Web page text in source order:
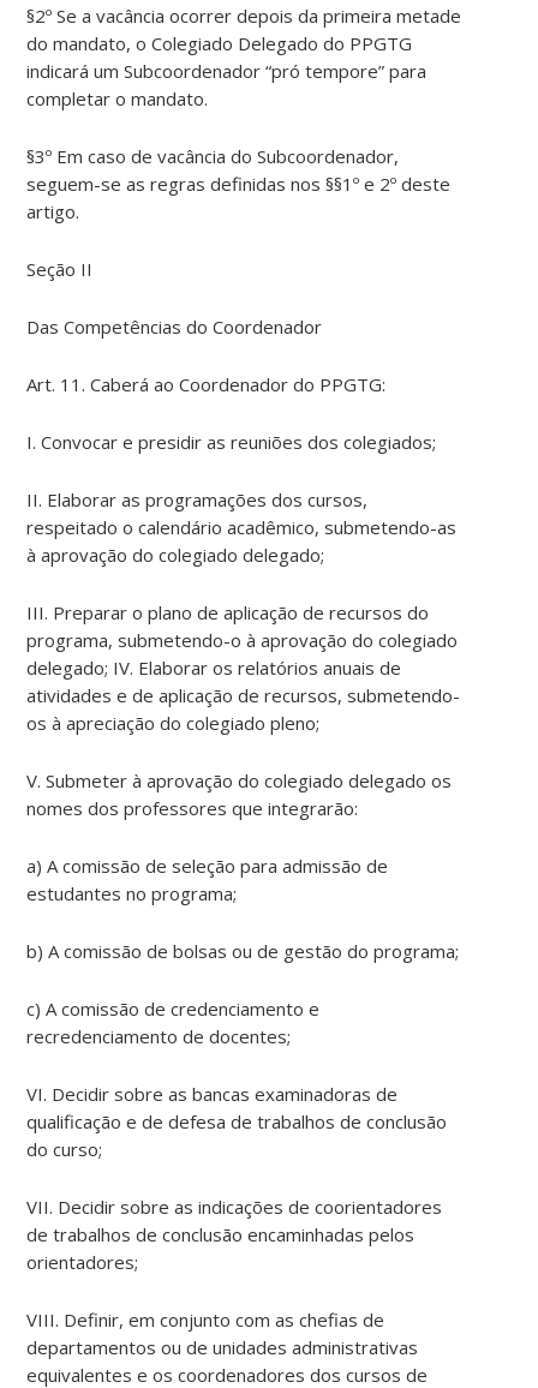
§2º Se a vacância ocorrer depois da primeira metade
do mandato, o Colegiado Delegado do PPGTG
indicará um Subcoordenador “pró tempore” para
completar o mandato.
§3º Em caso de vacância do Subcoordenador,
seguem-se as regras definidas nos §§1º e 2º deste
artigo.
Seção II
Das Competências do Coordenador
Art. 11. Caberá ao Coordenador do PPGTG:
I. Convocar e presidir as reuniões dos colegiados;
II. Elaborar as programações dos cursos,
respeitado o calendário acadêmico, submetendo-as
à aprovação do colegiado delegado;
III. Preparar o plano de aplicação de recursos do
programa, submetendo-o à aprovação do colegiado
delegado; IV. Elaborar os relatórios anuais de
atividades e de aplicação de recursos, submetendo-
os à apreciação do colegiado pleno;
V. Submeter à aprovação do colegiado delegado os
nomes dos professores que integrarão:
a) A comissão de seleção para admissão de
estudantes no programa;
b) A comissão de bolsas ou de gestão do programa;
c) A comissão de credenciamento e
recredenciamento de docentes;
VI. Decidir sobre as bancas examinadoras de
qualificação e de defesa de trabalhos de conclusão
do curso;
VII. Decidir sobre as indicações de coorientadores
de trabalhos de conclusão encaminhadas pelos
orientadores;
VIII. Definir, em conjunto com as chefias de
departamentos ou de unidades administrativas
equivalentes e os coordenadores dos cursos de